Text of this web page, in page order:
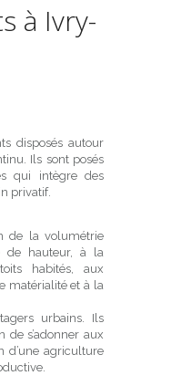
à Ivry-
disposés autour
Ils sont posés
qui intègre des
privatif.
de la volumétrie
de hauteur, à la
habités, aux
matérialité et à la
urbains. Ils
s’adonner aux
d’une agriculture